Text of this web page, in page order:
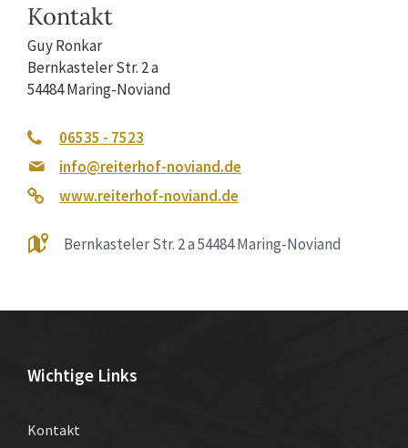
Kontakt
Guy Ronkar
Bernkasteler Str. 2 a
54484 Maring-Noviand
06535 - 7523
info@reiterhof-noviand.de
www.reiterhof-noviand.de
Bernkasteler Str. 2 a 54484 Maring-Noviand
Wichtige Links
Kontakt